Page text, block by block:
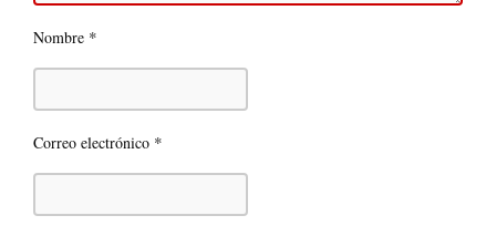
Nombre *
Correo electrónico *